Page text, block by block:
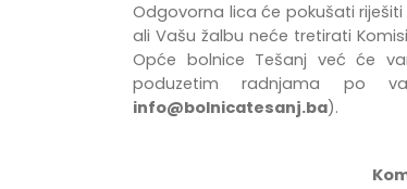
Odgovorna lica će pokušati
ali Vašu žalbu neće tretirati
Opće bolnice Tešanj već će
poduzetim radnjama po
info@bolnicatesanj.ba).